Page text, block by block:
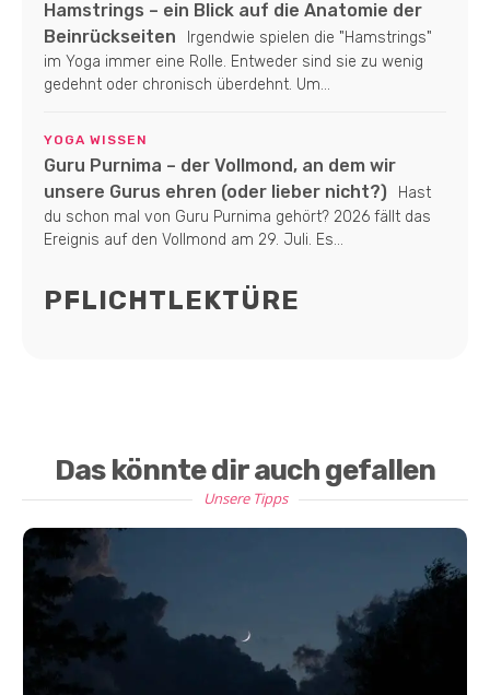
Hamstrings – ein Blick auf die Anatomie der
Beinrückseiten
Irgendwie spielen die "Hamstrings"
im Yoga immer eine Rolle. Entweder sind sie zu wenig
gedehnt oder chronisch überdehnt. Um...
YOGA WISSEN
Guru Purnima – der Vollmond, an dem wir
unsere Gurus ehren (oder lieber nicht?)
Hast
du schon mal von Guru Purnima gehört? 2026 fällt das
Ereignis auf den Vollmond am 29. Juli. Es...
PFLICHTLEKTÜRE
Das könnte dir auch gefallen
Unsere Tipps